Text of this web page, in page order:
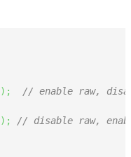
) ;
// enable raw,
) ;
// disable raw,